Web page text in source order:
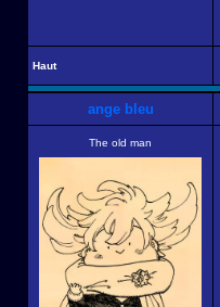
Haut
ange bleu
The old man